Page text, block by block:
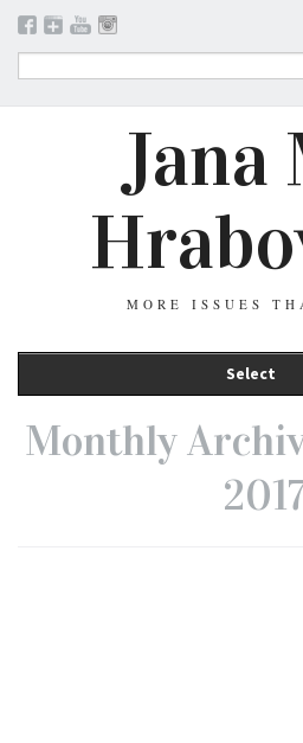
Jana
MORE ISSUES
Select
Monthly